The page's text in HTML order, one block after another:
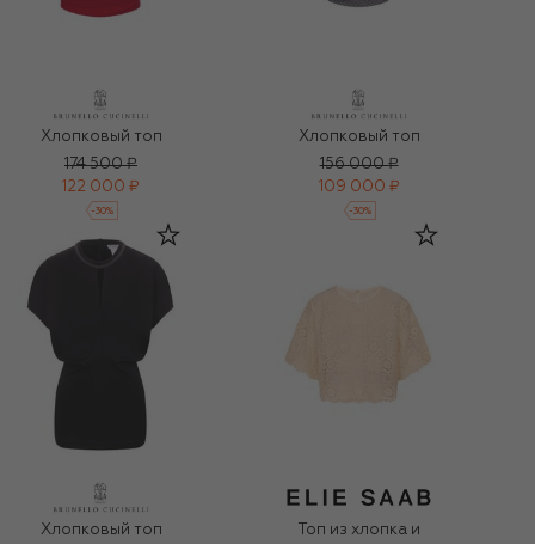
Хлопковый топ
174 500 ₽
122 000 ₽
-30%
Хлопковый топ
156 000 ₽
109 000 ₽
-30%
Хлопковый топ
Топ из хлопка и